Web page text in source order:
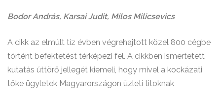
Bodor András, Karsai Judit, Milos Milicsevics
A cikk az elmúlt tíz évben végrehajtott közel 800 cégbe
történt befektetést térképezi fel. A cikkben ismertetett
kutatás úttörő jellegét kiemeli, hogy mivel a kockázati
tőke ügyletek Magyarországon üzleti titoknak